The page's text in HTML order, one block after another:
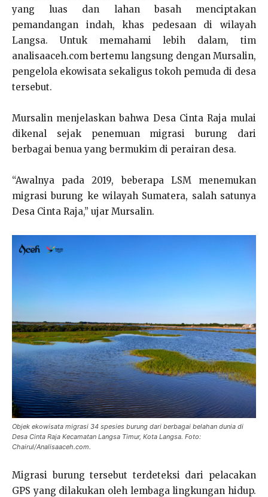
yang luas dan lahan basah menciptakan
pemandangan indah, khas pedesaan di wilayah
Langsa. Untuk memahami lebih dalam, tim
analisaaceh.com bertemu langsung dengan Mursalin,
pengelola ekowisata sekaligus tokoh pemuda di desa
tersebut.
Mursalin menjelaskan bahwa Desa Cinta Raja mulai
dikenal sejak penemuan migrasi burung dari
berbagai benua yang bermukim di perairan desa.
“Awalnya pada 2019, beberapa LSM menemukan
migrasi burung ke wilayah Sumatera, salah satunya
Desa Cinta Raja,” ujar Mursalin.
Objek ekowisata migrasi 34 spesies burung dari berbagai belahan dunia di
Desa Cinta Raja Kecamatan Langsa Timur, Kota Langsa. Foto:
Chairul/Analisaaceh.com.
Migrasi burung tersebut terdeteksi dari pelacakan
GPS yang dilakukan oleh lembaga lingkungan hidup.